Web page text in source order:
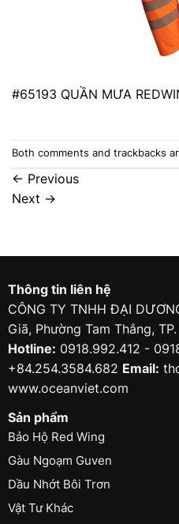
#65193 QUẦN MƯA
Both comments and trackbacks
← Previous
Next →
Thông tin liên hệ
CÔNG TY TNHH ĐẠI
Giã, Phường Tam Thắng,
Hotline: 0918.992.412 -
+84.254.3584.682 Email:
www.oceanviet.com
Sản phẩm
Bảo Hộ Red Wing
Gàu Ngoạm Guven
Dầu Nhớt Bôi Trơn
Vật Tư Khác